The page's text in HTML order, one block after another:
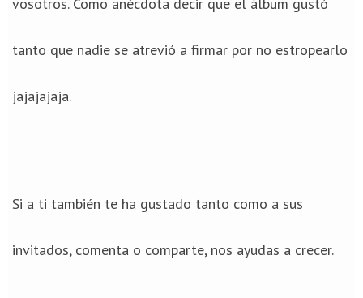
tanto que nadie se atrevió a firmar por no estropearlo
jajajajaja.
Si a ti también te ha gustado tanto como a sus
invitados, comenta o comparte, nos ayudas a crecer.